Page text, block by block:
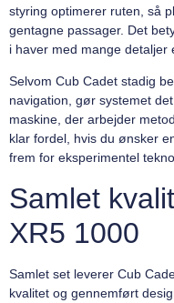
styring optimerer ruten, så
gentagne passager. Det
i haver med mange detaljer
Selvom Cub Cadet stadig
navigation, gør systemet
maskine, der arbejder
klar fordel, hvis du ønsker
frem for eksperimentel
Samlet
XR5 1000
Samlet set leverer Cub
kvalitet og gennemført